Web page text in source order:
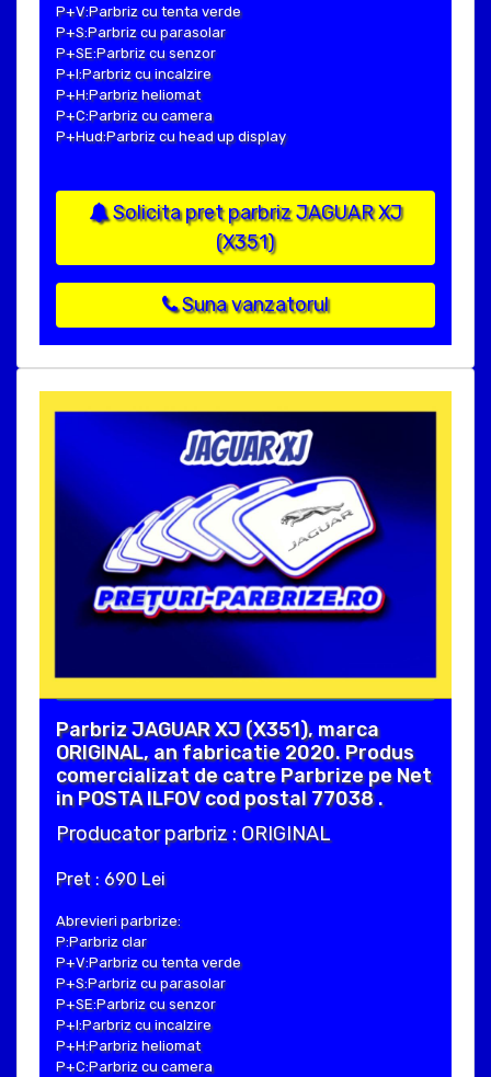
P+V:Parbriz cu tenta verde
P+S:Parbriz cu parasolar
P+SE:Parbriz cu senzor
P+I:Parbriz cu incalzire
P+H:Parbriz heliomat
P+C:Parbriz cu camera
P+Hud:Parbriz cu head up display
Solicita pret parbriz JAGUAR XJ
(X351)
Suna vanzatorul
Parbriz JAGUAR XJ (X351), marca
ORIGINAL, an fabricatie 2020. Produs
comercializat de catre Parbrize pe Net
in POSTA ILFOV cod postal 77038 .
Producator parbriz : ORIGINAL
Pret : 690 Lei
Abrevieri parbrize:
P:Parbriz clar
P+V:Parbriz cu tenta verde
P+S:Parbriz cu parasolar
P+SE:Parbriz cu senzor
P+I:Parbriz cu incalzire
P+H:Parbriz heliomat
P+C:Parbriz cu camera